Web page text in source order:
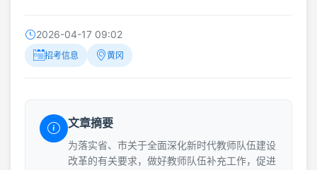
2026-04-17 09:02
招考信息 黄冈
文章摘要
为落实省、市关于全面深化新时代教师队伍建设
改革的有关要求，做好教师队伍补充工作，促进